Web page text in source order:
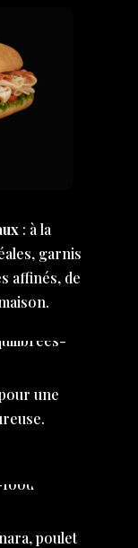
: à la
garnis
affinés, de
une
poulet